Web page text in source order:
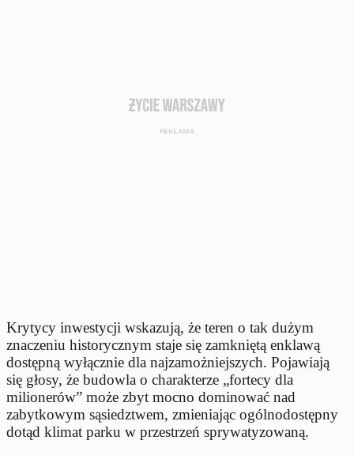
Krytycy inwestycji wskazują, że teren o tak dużym
znaczeniu historycznym staje się zamkniętą enklawą
dostępną wyłącznie dla najzamożniejszych. Pojawiają
się głosy, że budowla o charakterze „fortecy dla
milionerów” może zbyt mocno dominować nad
zabytkowym sąsiedztwem, zmieniając ogólnodostępny
dotąd klimat parku w przestrzeń sprywatyzowaną.